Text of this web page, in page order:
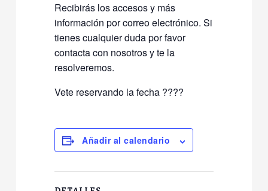
Recibirás los accesos y más
información por correo electrónico. Si
tienes cualquier duda por favor
contacta con nosotros y te la
resolveremos.
Vete reservando la fecha ????
Añadir al calendario